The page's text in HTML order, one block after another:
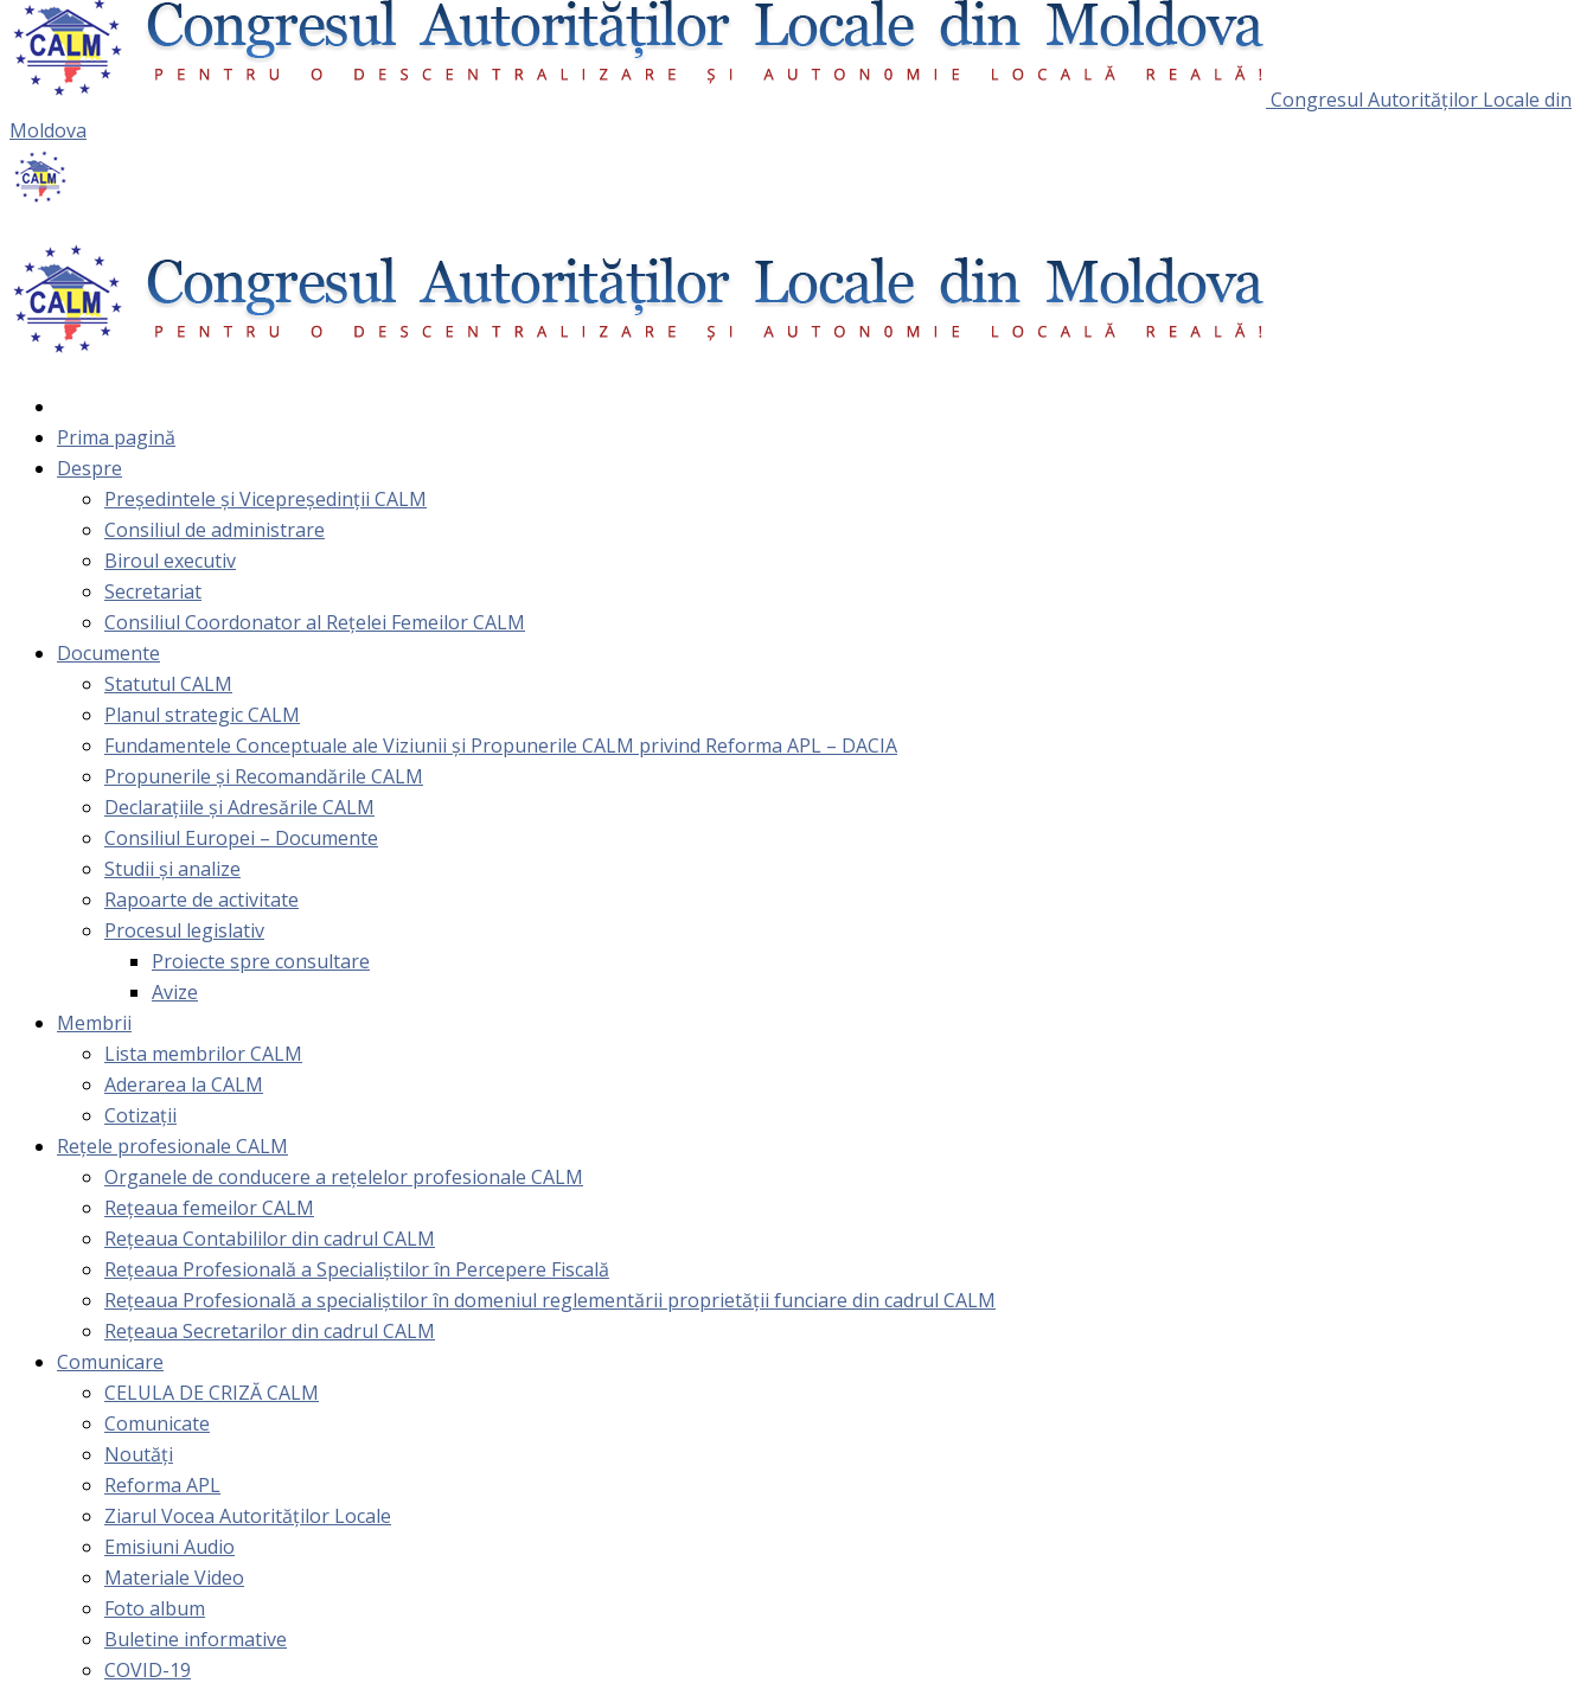
Congresul Autorităţilor Locale din
Moldova
Prima pagină
Despre
Președintele și Vicepreședinții CALM
Consiliul de administrare
Biroul executiv
Secretariat
Consiliul Coordonator al Rețelei Femeilor CALM
Documente
Statutul CALM
Planul strategic CALM
Fundamentele Conceptuale ale Viziunii și Propunerile CALM privind Reforma APL – DACIA
Propunerile și Recomandările CALM
Declarațiile și Adresările CALM
Consiliul Europei – Documente
Studii și analize
Rapoarte de activitate
Procesul legislativ
Proiecte spre consultare
Avize
Membrii
Lista membrilor CALM
Aderarea la CALM
Cotizaţii
Rețele profesionale CALM
Organele de conducere a rețelelor profesionale CALM
Rețeaua femeilor CALM
Rețeaua Contabililor din cadrul CALM
Rețeaua Profesională a Specialiștilor în Percepere Fiscală
Reţeaua Profesională a specialiştilor în domeniul reglementării proprietăţii funciare din cadrul CALM
Rețeaua Secretarilor din cadrul CALM
Comunicare
CELULA DE CRIZĂ CALM
Comunicate
Noutăți
Reforma APL
Ziarul Vocea Autorităților Locale
Emisiuni Audio
Materiale Video
Foto album
Buletine informative
COVID-19